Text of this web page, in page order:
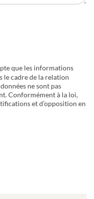
que les informations
le cadre de la relation
ne sont pas
Conformément à la loi,
et d’opposition en